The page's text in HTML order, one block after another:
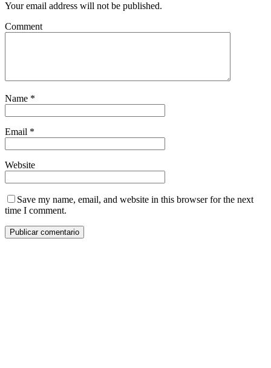
Your email address will not be published.
Comment
Name *
Email *
Website
Save my name, email, and website in this browser for the next
time I comment.